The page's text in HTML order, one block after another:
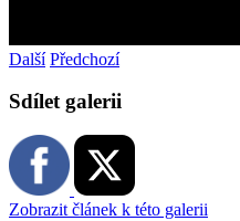
Další Předchozí
Sdílet galerii
Zobrazit článek k této galerii